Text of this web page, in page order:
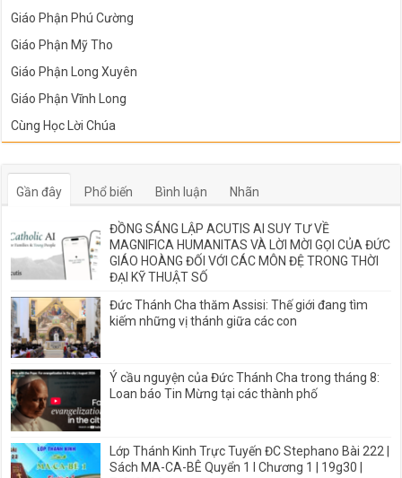
Giáo Phận Phú Cường
Giáo Phận Mỹ Tho
Giáo Phận Long Xuyên
Giáo Phận Vĩnh Long
Cùng Học Lời Chúa
Gần đây Phổ biến Bình luận Nhãn
ĐỒNG SÁNG LẬP ACUTIS AI SUY TƯ VỀ
MAGNIFICA HUMANITAS VÀ LỜI MỜI GỌI CỦA ĐỨC
GIÁO HOÀNG ĐỐI VỚI CÁC MÔN ĐỆ TRONG THỜI
ĐẠI KỸ THUẬT SỐ
Đức Thánh Cha thăm Assisi: Thế giới đang tìm
kiếm những vị thánh giữa các con
Ý cầu nguyện của Đức Thánh Cha trong tháng 8:
Loan báo Tin Mừng tại các thành phố
Lớp Thánh Kinh Trực Tuyến ĐC Stephano Bài 222 |
Sách MA-CA-BÊ Quyển 1 I Chương 1 | 19g30 |